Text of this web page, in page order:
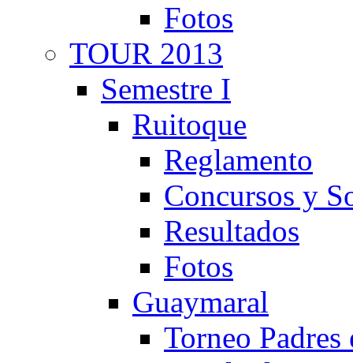
Fotos
TOUR 2013
Semestre I
Ruitoque
Reglamento
Concursos y
Resultados
Fotos
Guaymaral
Torneo